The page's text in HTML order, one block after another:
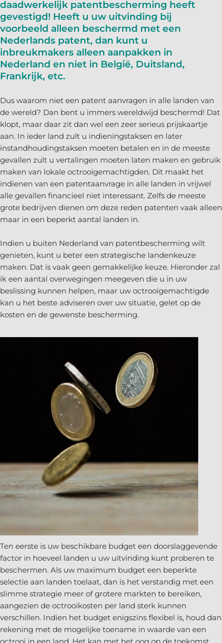
daadwerkelijk patentbescherming heeft
gevestigd! Heeft u uw uitvinding bij
voorbeeld alleen beschermd met een
Nederlands patent, dan kunt u
inbreukmakers alleen aanpakken in
Nederland en niet in België, Duitsland,
Frankrijk, etc.
Dus waarom niet een patent aanvragen in alle landen van
de wereld? Dan bent u immers wereldwijd beschermd! Dat
klopt, maar daar zit dan wel een zeer serieus prijskaartje
aan. In ieder land zult u indieningstaksen en later
instandhoudingstaksen moeten betalen en in de meeste
gevallen zult u vertalingen moeten laten maken en gebruik
maken van lokale octrooigemachtigden. Dit maakt het
indienen van een patentaanvrage in alle landen in vrijwel
alle gevallen financieel niet interessant. Zelfs de meeste
grote bedrijven dienen om deze reden patenten vaak alleen
maar in een beperkt aantal landen in.
Indien u buiten Nederland van patentbescherming wilt
genieten, kunt u beter een strategische landenkeuze
maken. Dat is vaak geen gemakkelijke keuze. Hieronder zal
ik een aantal overwegingen meegeven die u in uw
beslissing kunnen helpen, maar uw octrooigemachtigde
kan u het beste adviseren over uw situatie, gelet op de
kosten en de gewenste bescherming.
Ten eerste is uw beschikbare budget een doorslaggevende
factor in hoeveel landen u uw uitvinding kunt proberen te
beschermen. Als uw maximum budget een beperkte
selectie aan landen toelaat, dan is het verstandig met een
slimme strategie meer of grotere markten te bereiken,
aangezien de octrooikosten per land sterk kunnen
verschillen. Indien het budget enigszins flexibel is, houd dan
rekening met de mogelijke toename in waarde van een